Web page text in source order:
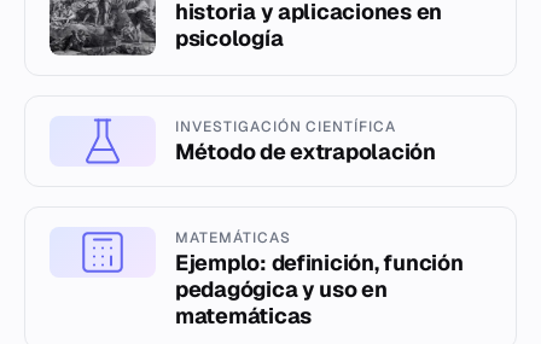
historia y aplicaciones en
psicología
INVESTIGACIÓN CIENTÍFICA
Método de extrapolación
MATEMÁTICAS
Ejemplo: definición, función
pedagógica y uso en
matemáticas